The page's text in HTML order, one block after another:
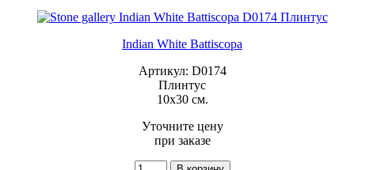
Indian White Battiscopa
Артикул: D0174
Плинтус
10x30 см.
Уточните цену
при заказе